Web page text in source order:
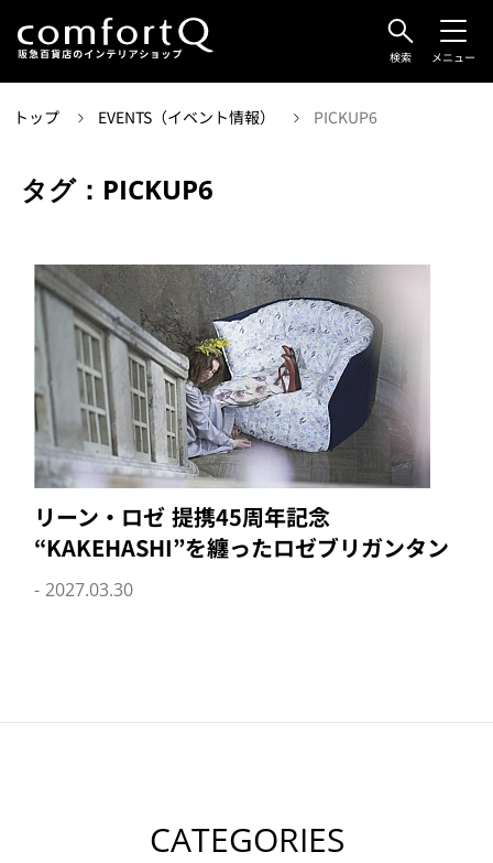
検索 メニュー
トップ EVENTS（イベント情報） PICKUP6
タグ：PICKUP6
リーン・ロゼ 提携45周年記念
“KAKEHASHI”を纏ったロゼブリガンタン
- 2027.03.30
CATEGORIES